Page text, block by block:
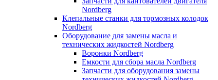
Nordberg
Клепальные станки для тормозных колодок
Nordberg
Оборудование для замены масла и
технических жидкостей Nordberg
Воронки Nordberg
Емкости для сбора масла Nordberg
Запчасти для оборудования замены